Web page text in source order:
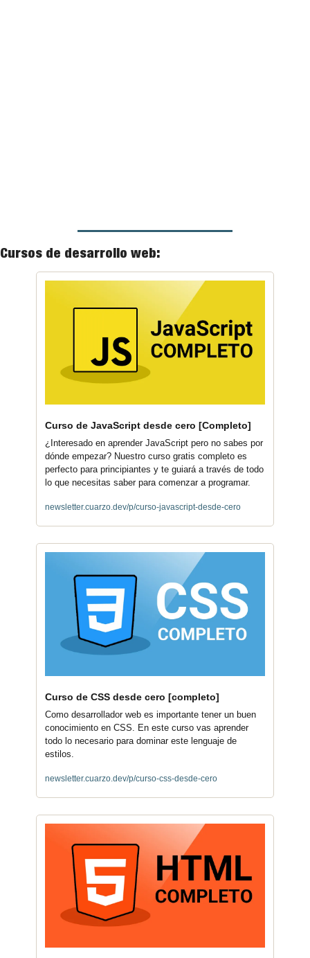
Cursos de desarrollo web:
Curso de JavaScript desde cero [Completo]
¿Interesado en aprender JavaScript pero no sabes por
dónde empezar? Nuestro curso gratis completo es
perfecto para principiantes y te guiará a través de todo
lo que necesitas saber para comenzar a programar.
newsletter.cuarzo.dev/p/curso-javascript-desde-cero
Curso de CSS desde cero [completo]
Como desarrollador web es importante tener un buen
conocimiento en CSS. En este curso vas aprender
todo lo necesario para dominar este lenguaje de
estilos.
newsletter.cuarzo.dev/p/curso-css-desde-cero